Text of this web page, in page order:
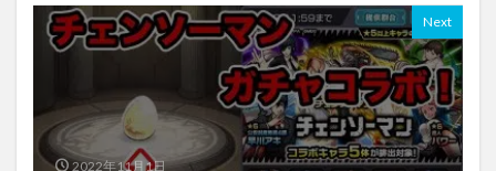
Next
2022年11月1日